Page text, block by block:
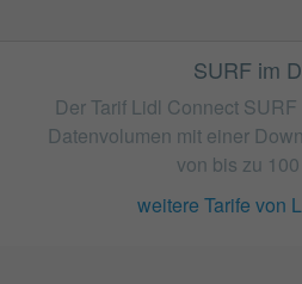
SURF im
Der Tarif Lidl Connect
Datenvolumen mit einer
von bis zu
weitere Tarife von